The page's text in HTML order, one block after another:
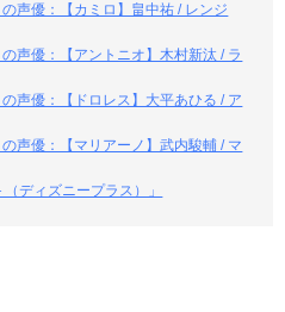
声優：【カミロ】畠中祐 / レンジ
声優：【アントニオ】木村新汰 / ラ
声優：【ドロレス】大平あひる / ア
声優：【マリアーノ】武内駿輔 / マ
ディズニープラス）」